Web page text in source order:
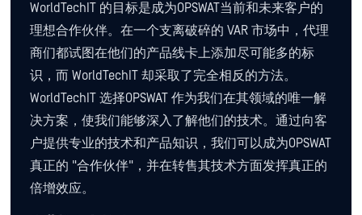
WorldTechIT 的目标是成为OPSWAT当前和未来客户的
理想合作伙伴。在一个支离破碎的 VAR 市场中，代理
商们都试图在他们的产品线卡上添加尽可能多的标
识，而 WorldTechIT 却采取了完全相反的方法。
WorldTechIT 选择OPSWAT 作为我们在其领域的唯一解
决方案，使我们能够深入了解他们的技术。通过向客
户提供专业的技术和产品知识，我们可以成为OPSWAT
真正的 "合作伙伴"，并在转售其技术方面发挥真正的
倍增效应。